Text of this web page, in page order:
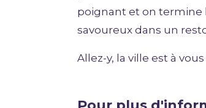
poignant et on termine
savoureux dans un
Allez-y, la ville est à vous